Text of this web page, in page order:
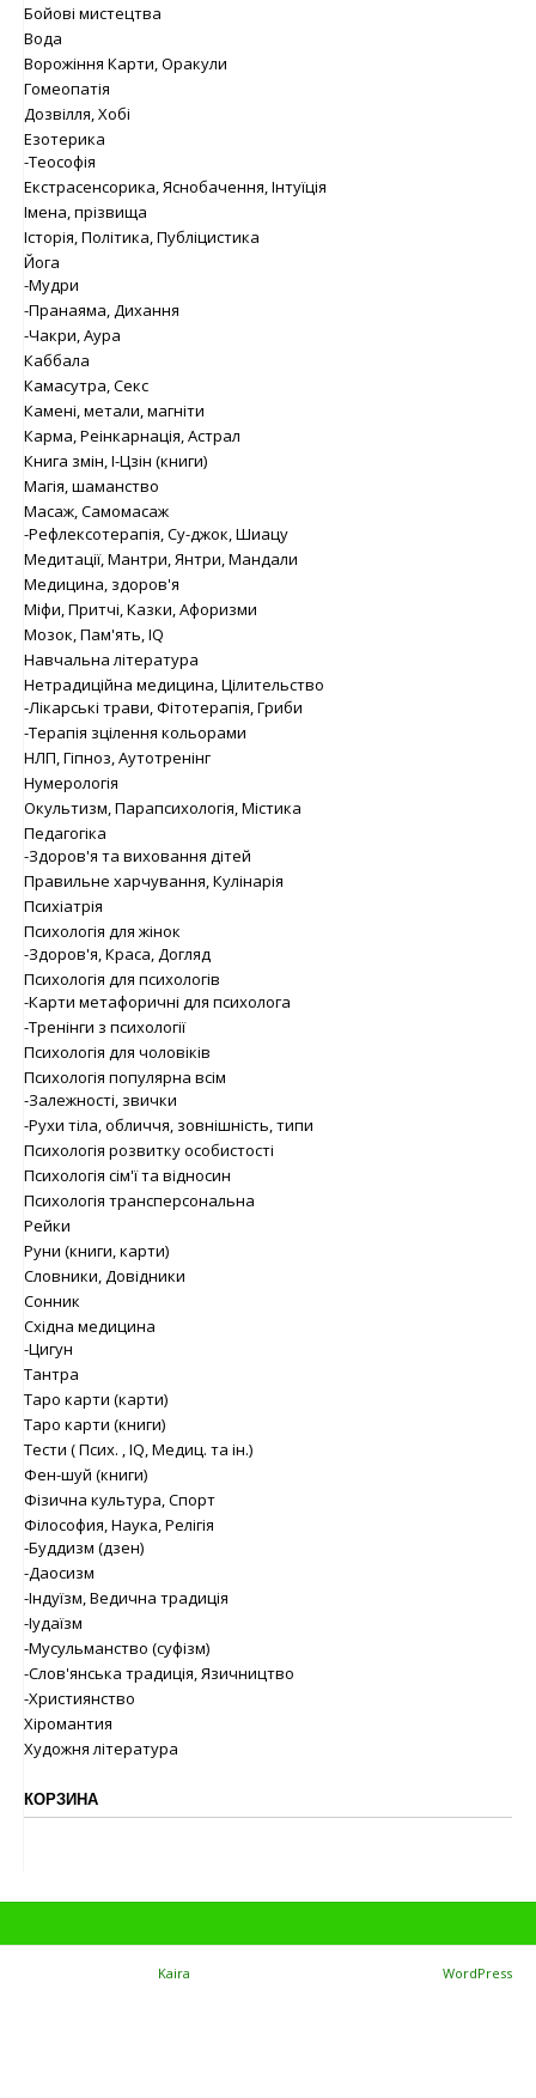
Бойові мистецтва
Вода
Ворожіння Карти, Оракули
Гомеопатія
Дозвілля, Хобі
Езотерика
-Теософія
Екстрасенсорика, Яснобачення, Інтуїція
Імена, прізвища
Історія, Політика, Публіцистика
Йога
-Мудри
-Пранаяма, Дихання
-Чакри, Аура
Каббала
Камасутра, Секс
Камені, метали, магніти
Карма, Реінкарнація, Астрал
Книга змін, І-Цзін (книги)
Магія, шаманство
Масаж, Самомасаж
-Рефлексотерапія, Су-джок, Шиацу
Медитації, Мантри, Янтри, Мандали
Медицина, здоров'я
Міфи, Притчі, Казки, Афоризми
Мозок, Пам'ять, IQ
Навчальна література
Нетрадиційна медицина, Цілительство
-Лікарські трави, Фітотерапія, Гриби
-Терапія зцілення кольорами
НЛП, Гіпноз, Аутотренінг
Нумерологія
Окультизм, Парапсихологія, Містика
Педагогіка
-Здоров'я та виховання дітей
Правильне харчування, Кулінарія
Психіатрія
Психологія для жінок
-Здоров'я, Краса, Догляд
Психологія для психологів
-Карти метафоричні для психолога
-Тренінги з психології
Психологія для чоловіків
Психологія популярна всім
-Залежності, звички
-Рухи тіла, обличчя, зовнішність, типи
Психологія розвитку особистості
Психологія сім'ї та відносин
Психологія трансперсональна
Рейки
Руни (книги, карти)
Словники, Довідники
Сонник
Східна медицина
-Цигун
Тантра
Таро карти (карти)
Таро карти (книги)
Тести ( Псих. , IQ, Медиц. та ін.)
Фен-шуй (книги)
Фізична культура, Спорт
Філософия, Наука, Релігія
-Буддизм (дзен)
-Даосизм
-Індуїзм, Ведична традиція
-Іудаїзм
-Мусульманство (суфізм)
-Слов'янська традиція, Язичництво
-Християнство
Хіромантия
Художня література
КОРЗИНА
Kaira WordPress